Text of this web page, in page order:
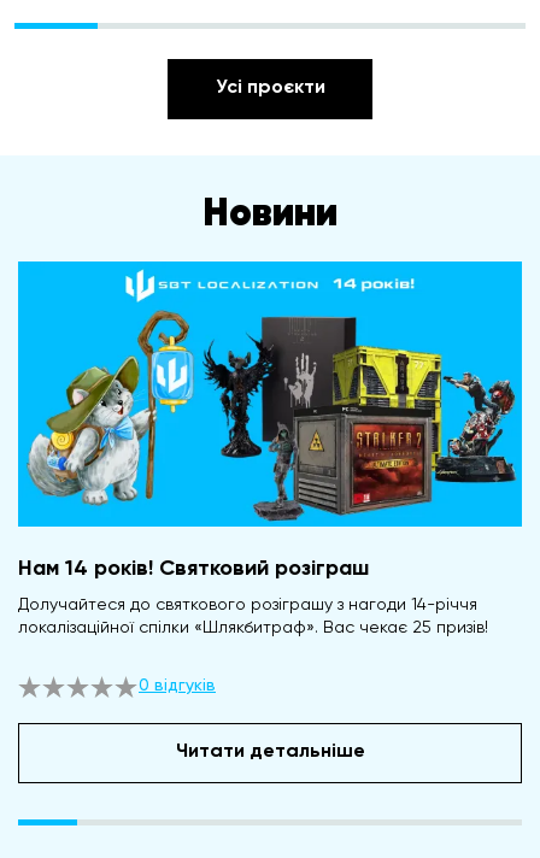
Усі проєкти
Новини
Нам 14 років! Святковий розіграш
Долучайтеся до святкового розіграшу з нагоди 14-річчя
локалізаційної спілки «Шлякбитраф». Вас чекає 25 призів!
0 відгуків
Читати детальніше